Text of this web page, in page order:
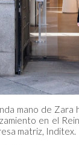
mano de Zara
en el
matriz, Inditex.